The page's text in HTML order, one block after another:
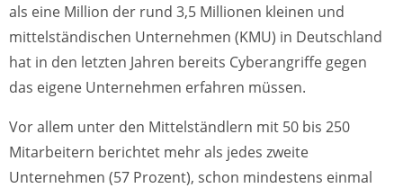
als eine Million der rund 3,5 Millionen kleinen und
mittelständischen Unternehmen (KMU) in Deutschland
hat in den letzten Jahren bereits Cyberangriffe gegen
das eigene Unternehmen erfahren müssen.
Vor allem unter den Mittelständlern mit 50 bis 250
Mitarbeitern berichtet mehr als jedes zweite
Unternehmen (57 Prozent), schon mindestens einmal